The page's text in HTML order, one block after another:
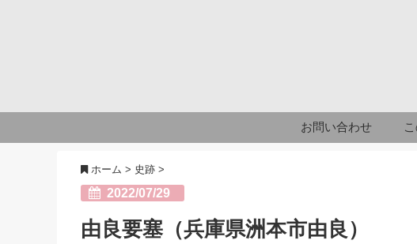
お問い合わせ
ホーム > 史跡 >
2022/07/29
由良要塞（兵庫県洲本市由良）